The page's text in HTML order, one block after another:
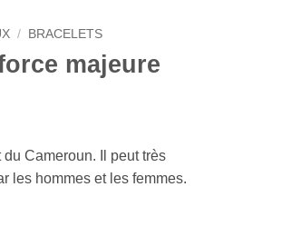
/ BRACELETS
majeure
Cameroun. Il peut très
les hommes et les femmes.
force majeure